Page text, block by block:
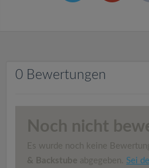
0 Bewertungen
Noch nicht
Es wurde noch keine
& Backstube abgegeben. Sei